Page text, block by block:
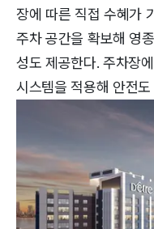
장에 따른 직접 수혜가
주차 공간을 확보해 영
성도 제공한다. 주차장
시스템을 적용해 안전